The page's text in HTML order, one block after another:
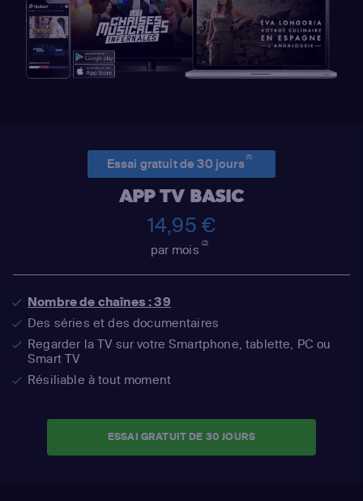
Essai gratuit de 30 jours(1)
APP TV BASIC
14,95 €
par mois(2)
Nombre de chaînes : 39
Des séries et des documentaires
Regarder la TV sur votre Smartphone, tablette, PC ou
Smart TV
Résiliable à tout moment
ESSAI GRATUIT DE 30 JOURS